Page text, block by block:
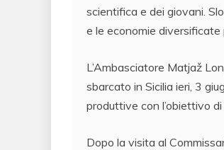
scientifica e dei giovani.
e le economie diversificate
L’Ambasciatore Matjaž
sbarcato in Sicilia ieri, 3
produttive con l’obiettivo
Dopo la visita al